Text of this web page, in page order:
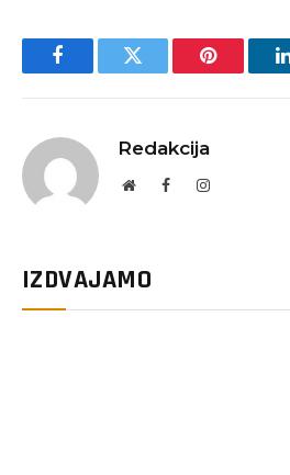
FacebookTwitter Pinterest
Redakcija
WebsiteFacebookInstagram
IZDVAJAMO